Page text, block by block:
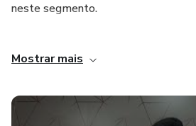
neste segmento.
módulo bônus com 10 aulas com
complementar e acesso a ficha de
ser adequada para utilização com
Mostrar mais